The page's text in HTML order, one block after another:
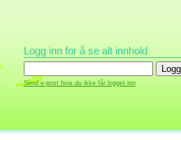
Logg inn for å se alt innhold
Send e-post hvis du ikke får logget inn